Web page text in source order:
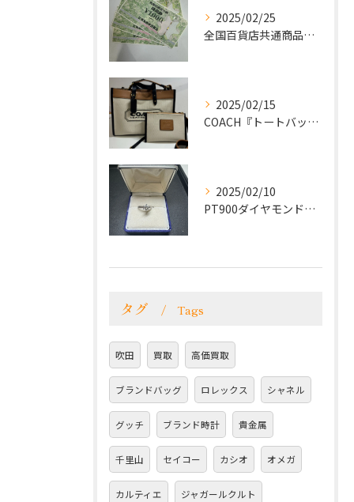
2025/02/25
全国百貨店共通商品券をお買取致しました！
2025/02/15
COACH『トートバッグ』をお買取致しました！
2025/02/10
PT900ダイヤモンドリングをお買取致しました！
タグ Tags
吹田 買取 高価買取
ブランドバッグ ロレックス シャネル
グッチ ブランド時計 貴金属
千里山 セイコー カシオ オメガ
カルティエ ジャガールクルト